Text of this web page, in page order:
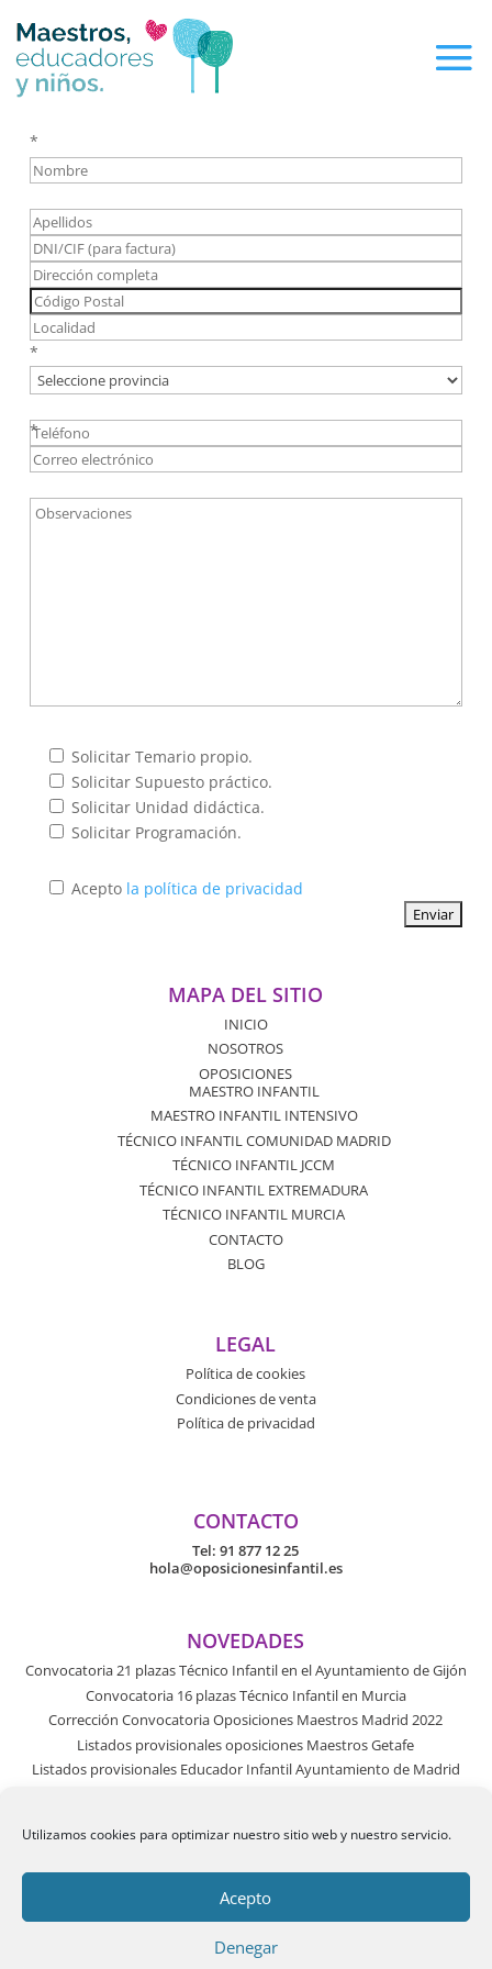
Utilizamos cookies para optimizar nuestro sitio web y nuestro servicio.
Acepto
Denegar
*
*
*
Solicitar Temario propio.
Solicitar Supuesto práctico.
Solicitar Unidad didáctica.
Solicitar Programación.
Acepto la política de privacidad
MAPA DEL SITIO
INICIO
NOSOTROS
OPOSICIONES
MAESTRO INFANTIL
MAESTRO INFANTIL INTENSIVO
TÉCNICO INFANTIL COMUNIDAD MADRID
TÉCNICO INFANTIL JCCM
TÉCNICO INFANTIL EXTREMADURA
TÉCNICO INFANTIL MURCIA
CONTACTO
BLOG
LEGAL
Política de cookies
Condiciones de venta
Política de privacidad
CONTACTO
Tel:91 877 12 25
hola@oposicionesinfantil.es
NOVEDADES
Convocatoria 21 plazas Técnico Infantil en el Ayuntamiento de Gijón
Convocatoria 16 plazas Técnico Infantil en Murcia
Corrección Convocatoria Oposiciones Maestros Madrid 2022
Listados provisionales oposiciones Maestros Getafe
Listados provisionales Educador Infantil Ayuntamiento de Madrid